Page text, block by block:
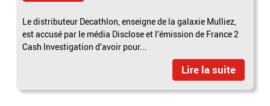
Le distributeur Decathlon, enseigne de la galaxie Mulliez,
est accusé par le média Disclose et l’émission de France 2
Cash Investigation d’avoir pour...
Lire la suite